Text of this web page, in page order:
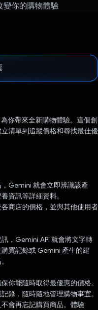
變你的購物體驗
你帶來全新購物體驗。這個創
清單到追蹤價格和尋找最佳優
Gemini 就會立即辨識該產
資訊等詳細資料。
商店的價格，並與其他使用者
，Gemini API 就會將文字轉
買記錄或 Gemini 產生的建
你能隨時取得最優惠的價格。
錄，隨時隨地管理購物事宜。
會再忘記購買商品。體驗